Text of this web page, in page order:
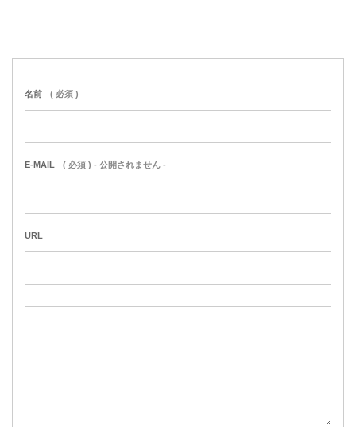
名前 ( 必須 )
E-MAIL ( 必須 ) - 公開されません -
URL